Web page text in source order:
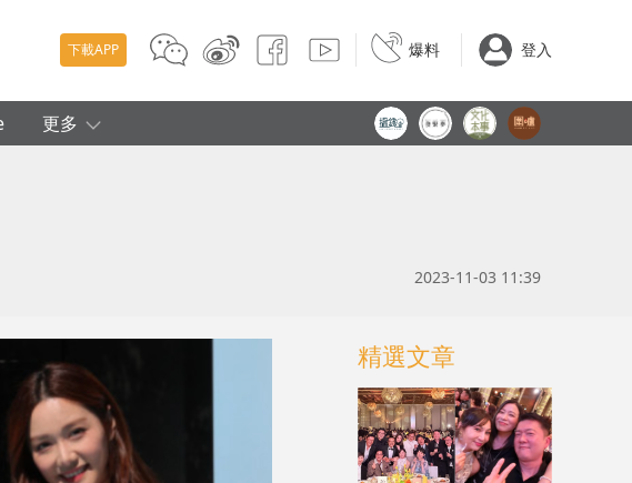
下載APP 爆料 登入
更多
2023-11-03 11:39
精選文章